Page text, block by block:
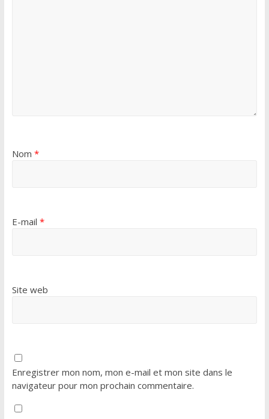
Nom *
E-mail *
Site web
Enregistrer mon nom, mon e-mail et mon site dans le
navigateur pour mon prochain commentaire.